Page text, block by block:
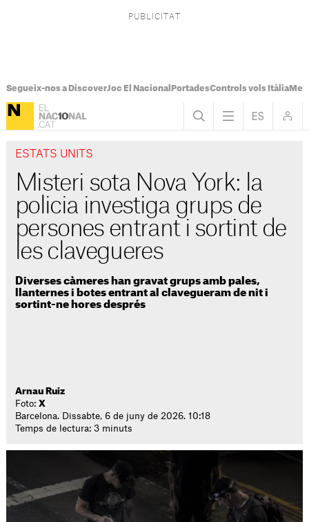
Segueix-nos a DiscoverJoc El Nacional PortadesControls vols Itàlia
ESTATS UNITS
Misteri sota Nova York: la
policia investiga grups de
persones entrant i sortint de
les clavegueres
Diverses càmeres han gravat grups amb pales,
llanternes i botes entrant al clavegueram de nit i
sortint-ne hores després
Arnau Ruiz
Foto: X
Barcelona. Dissabte, 6 de juny de 2026. 10:18
Temps de lectura: 3 minuts